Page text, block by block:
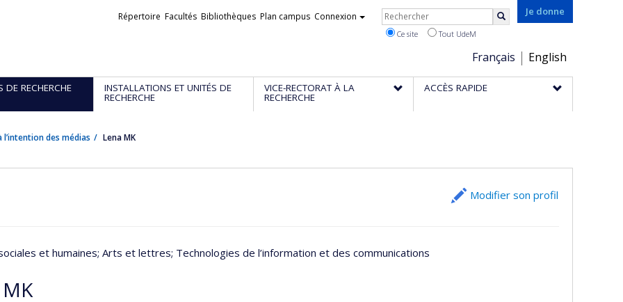
Je donne
Choix
de
la
Français English
Liens
Répertoire Facultés Bibliothèques Plan campus Connexion Rechercher
Ce site Tout UdeM
DE RECHERCHE INSTALLATIONS ET UNITÉS DE
RECHERCHE
VICE-RECTORAT À LA
RECHERCHE
ACCÈS RAPIDE
des médias Lena MK
Modifier son profil
et humaines; Arts et lettres; Technologies de l’information et des communications